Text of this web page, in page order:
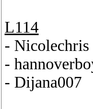
L114
- Nicolechris
-
- Dijana007